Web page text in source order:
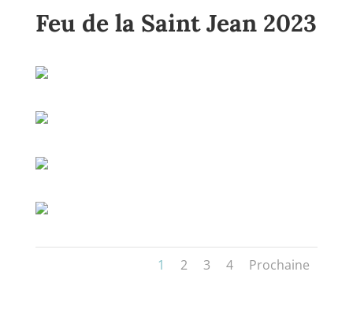
Feu de la Saint Jean 2023
1 2 3 4 Prochaine